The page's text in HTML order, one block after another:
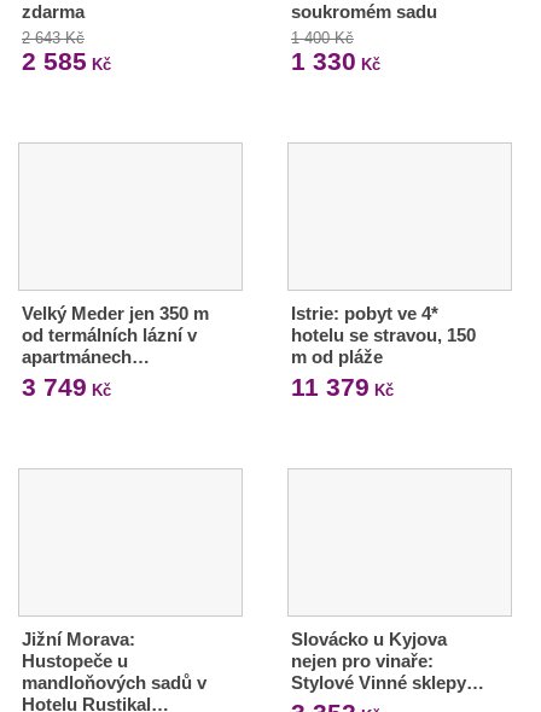
zdarma
2 643 Kč
2 585 Kč
soukromém sadu
1 400 Kč
1 330 Kč
Velký Meder jen 350 m
od termálních lázní v
apartmánech…
3 749 Kč
Istrie: pobyt ve 4*
hotelu se stravou, 150
m od pláže
11 379 Kč
Jižní Morava:
Hustopeče u
mandloňových sadů v
Hotelu Rustikal…
Slovácko u Kyjova
nejen pro vinaře:
Stylové Vinné sklepy…